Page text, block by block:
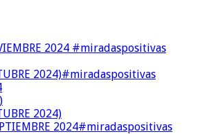
2024 #miradaspositivas
2024)#miradaspositivas
2024)
2024#miradaspositivas